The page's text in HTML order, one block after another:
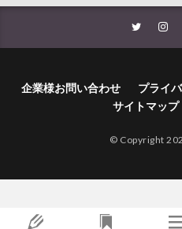
企業様お問い合わせ プライ
サイトマップ
© Copyright